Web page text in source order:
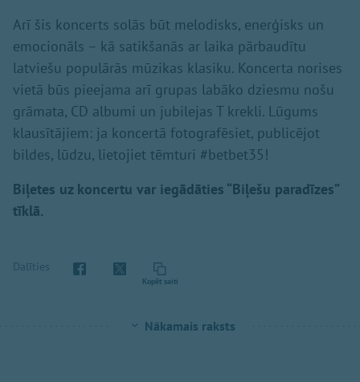
Arī šis koncerts solās būt melodisks, enerģisks un
emocionāls – kā satikšanās ar laika pārbaudītu
latviešu populārās mūzikas klasiku. Koncerta norises
vietā būs pieejama arī grupas labāko dziesmu nošu
grāmata, CD albumi un jubilejas T krekli. Lūgums
klausītājiem: ja koncertā fotografēsiet, publicējot
bildes, lūdzu, lietojiet tēmturi #betbet35!
Biļetes uz koncertu var iegādāties “Biļešu paradīzes”
tīklā.
Dalīties
Kopēt saiti
Nākamais raksts